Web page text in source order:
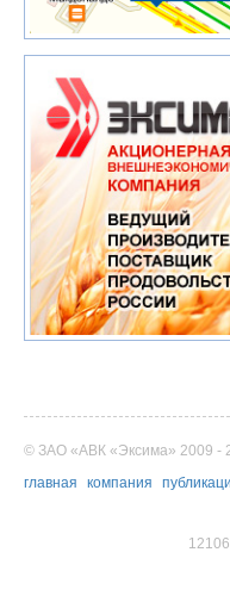
© ЗАО «АВК «Эксима» 2009 -
главная
компания